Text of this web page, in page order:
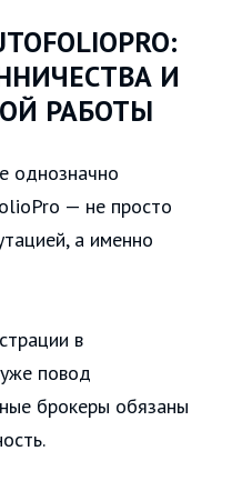
И
РАБОТЫ
однозначно
— не просто
а именно
в
повод
брокеры обязаны